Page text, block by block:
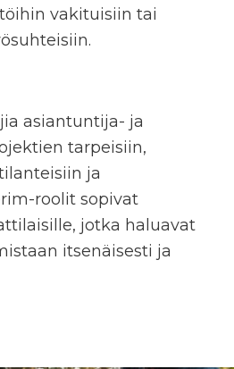
vakituisiin tai
asiantuntija- ja
tarpeisiin,
ja
roolit sopivat
jotka haluavat
itsenäisesti ja